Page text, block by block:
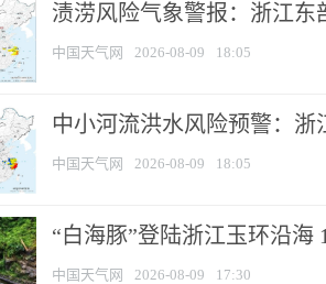
渍涝风险气象警报：浙江
中国天气网 2026-08-09 18:05
中小河流洪水风险预警：
中国天气网 2026-08-09 18:05
“白海豚”登陆浙江玉环沿海
中国天气网 2026-08-09 17:30